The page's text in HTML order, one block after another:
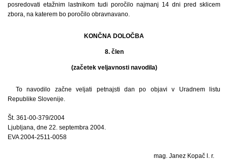
posredovati etažnim lastnikom tudi poročilo najmanj 14 dni pred sklicem
zbora, na katerem bo poročilo obravnavano.
KONČNA DOLOČBA
8. člen
(začetek veljavnosti navodila)
To navodilo začne veljati petnajsti dan po objavi v Uradnem listu
Republike Slovenije.
Št. 361-00-379/2004
Ljubljana, dne 22. septembra 2004.
EVA 2004-2511-0058
mag. Janez Kopač l. r.